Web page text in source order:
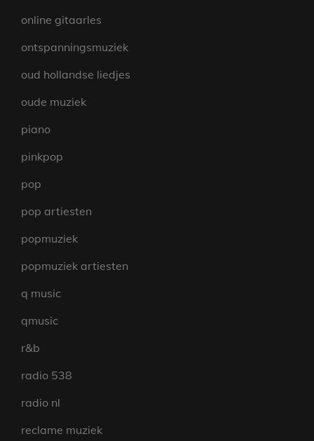
online gitaarles
ontspanningsmuziek
oud hollandse liedjes
oude muziek
piano
pinkpop
pop
pop artiesten
popmuziek
popmuziek artiesten
q music
qmusic
r&b
radio 538
radio nl
reclame muziek